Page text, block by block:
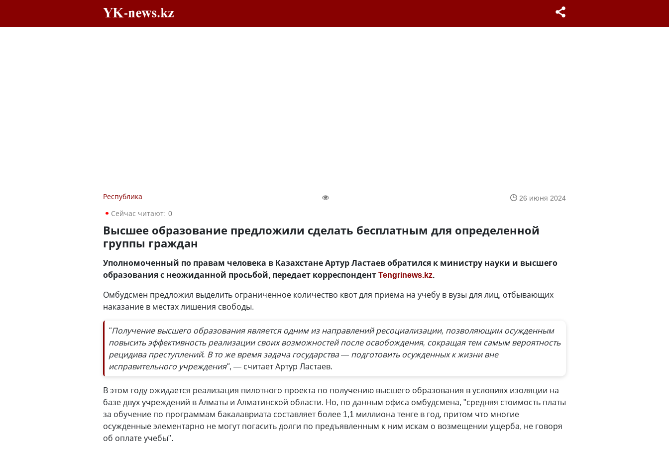
Республика
26 июня 2024
Сейчас читают: 0
Высшее образование предложили сделать бесплатным для определенной
группы граждан
Уполномоченный по правам человека в Казахстане Артур Ластаев обратился к министру науки и высшего
образования с неожиданной просьбой, передает корреспондентTengrinews.kz.
Омбудсмен предложил выделить ограниченное количество квот для приема на учебу в вузы для лиц, отбывающих
наказание в местах лишения свободы.
"Получение высшего образования является одним из направлений ресоциализации, позволяющим осужденным
повысить эффективность реализации своих возможностей после освобождения, сокращая тем самым вероятность
рецидива преступлений. В то же время задача государства — подготовить осужденных к жизни вне
исправительного учреждения", — считает Артур Ластаев.
В этом году ожидается реализация пилотного проекта по получению высшего образования в условиях изоляции на
базе двух учреждений в Алматы и Алматинской области. Но, по данным офиса омбудсмена, "средняя стоимость платы
за обучение по программам бакалавриата составляет более 1,1 миллиона тенге в год, притом что многие
осужденные элементарно не могут погасить долги по предъявленным к ним искам о возмещении ущерба, не говоря
об оплате учебы".